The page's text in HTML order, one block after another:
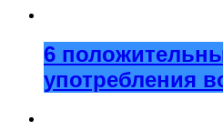
6
употребления